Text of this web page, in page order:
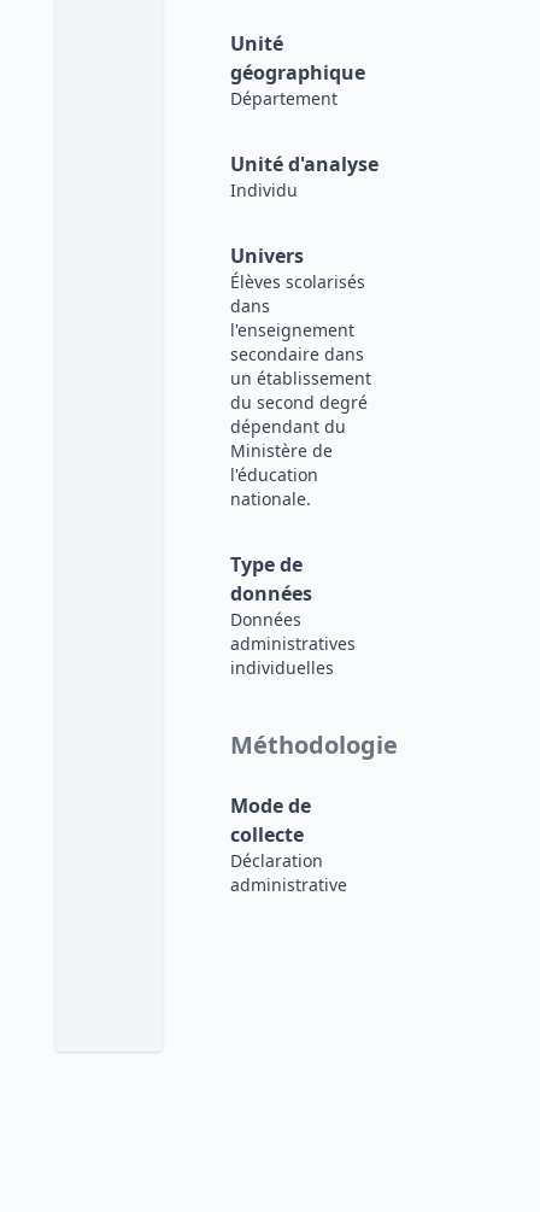
Unité
géographique
Département
Unité d'analyse
Individu
Univers
Élèves scolarisés
dans
l'enseignement
secondaire dans
un établissement
du second degré
dépendant du
Ministère de
l'éducation
nationale.
Type de
données
Données
administratives
individuelles
Méthodologie
Mode de
collecte
Déclaration
administrative